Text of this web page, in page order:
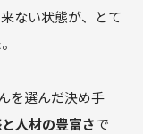
ない状態が、とて
を選んだ決め手
人材の豊富さで